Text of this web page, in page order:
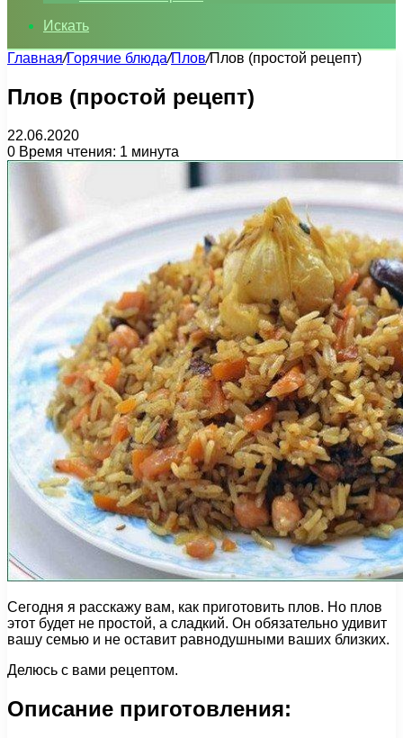
Искать
Главная/Горячие блюда/Плов/Плов (простой рецепт)
Плов (простой рецепт)
22.06.2020
0 Время чтения: 1 минута
Сегодня я расскажу вам, как приготовить плов. Но плов
этот будет не простой, а сладкий. Он обязательно удивит
вашу семью и не оставит равнодушными ваших близких.
Делюсь с вами рецептом.
Описание приготовления: